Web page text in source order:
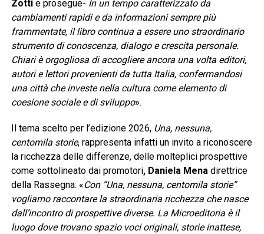
Zotti e prosegue- In un tempo caratterizzato da
cambiamenti rapidi e da informazioni sempre più
frammentate, il libro continua a essere uno straordinario
strumento di conoscenza, dialogo e crescita personale.
Chiari è orgogliosa di accogliere ancora una volta editori,
autori e lettori provenienti da tutta Italia, confermandosi
una città che investe nella cultura come elemento di
coesione sociale e di sviluppo».
Il tema scelto per l’edizione 2026, Una, nessuna,
centomila storie, rappresenta infatti un invito a riconoscere
la ricchezza delle differenze, delle molteplici prospettive
come sottolineato dai promotori, Daniela Menadirettrice
della Rassegna: «Con “Una, nessuna, centomila storie”
vogliamo raccontare la straordinaria ricchezza che nasce
dall’incontro di prospettive diverse. La Microeditoria è il
luogo dove trovano spazio voci originali, storie inattese,